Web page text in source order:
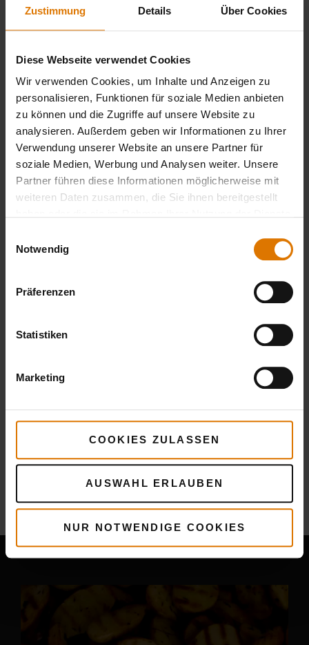
Zustimmung Details Über Cookies
Diese Webseite verwendet Cookies
Wir verwenden Cookies, um Inhalte und Anzeigen zu
personalisieren, Funktionen für soziale Medien anbieten
zu können und die Zugriffe auf unsere Website zu
analysieren. Außerdem geben wir Informationen zu Ihrer
Verwendung unserer Website an unsere Partner für
soziale Medien, Werbung und Analysen weiter. Unsere
Partner führen diese Informationen möglicherweise mit
weiteren Daten zusammen, die Sie ihnen bereitgestellt
Notwendig
Präferenzen
Statistiken
Marketing
COOKIES ZULASSEN
AUSWAHL ERLAUBEN
NUR NOTWENDIGE COOKIES
Empfohlenes Zubehör
MehrRezepte
Das könnte dir auch gefallen